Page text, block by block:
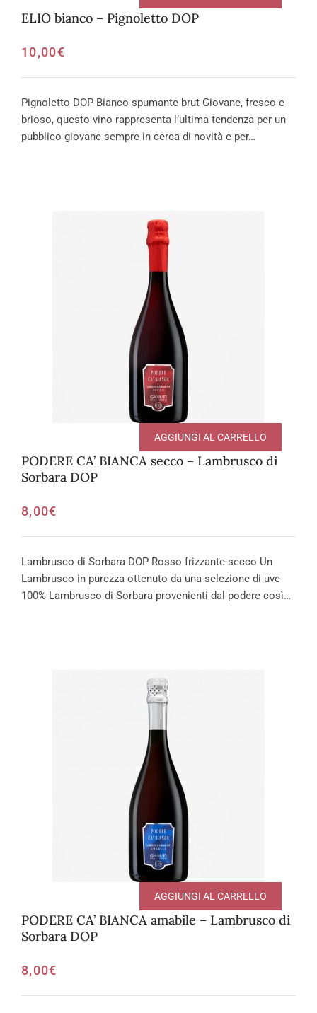
ELIO bianco – Pignoletto DOP
10,00€
Pignoletto DOP Bianco spumante brut Giovane, fresco e
brioso, questo vino rappresenta l’ultima tendenza per un
pubblico giovane sempre in cerca di novità e per…
PODERE CA’ BIANCA secco – Lambrusco di
Sorbara DOP
8,00€
AGGIUNGI AL CARRELLO
Lambrusco di Sorbara DOP Rosso frizzante secco Un
Lambrusco in purezza ottenuto da una selezione di uve
100% Lambrusco di Sorbara provenienti dal podere così…
PODERE CA’ BIANCA amabile – Lambrusco di
Sorbara DOP
8,00€
AGGIUNGI AL CARRELLO